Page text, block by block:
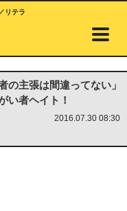
リテラ
の主張は間違ってない」
い者ヘイト！
2016.07.30 08:30